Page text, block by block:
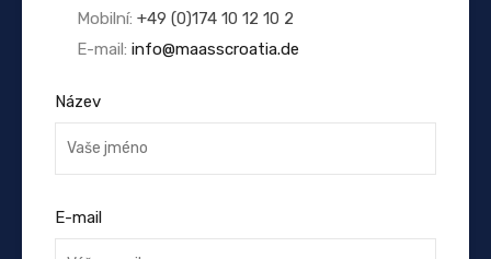
Mobilní: +49 (0)174 10 12 10 2
E-mail: info@maasscroatia.de
Název
E-mail